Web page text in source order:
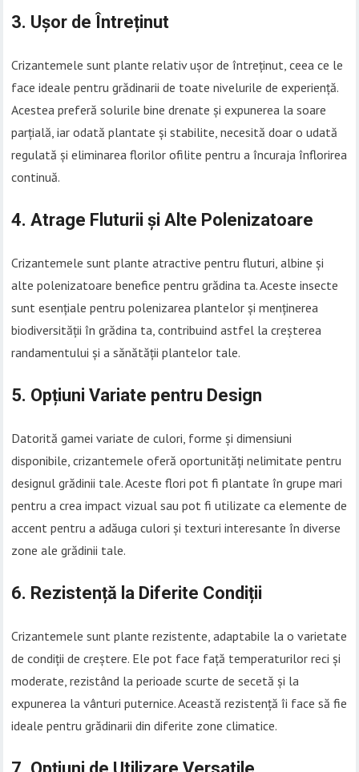
3. Ușor de Întreținut
Crizantemele sunt plante relativ ușor de întreținut, ceea ce le
face ideale pentru grădinarii de toate nivelurile de experiență.
Acestea preferă solurile bine drenate și expunerea la soare
parțială, iar odată plantate și stabilite, necesită doar o udată
regulată și eliminarea florilor ofilite pentru a încuraja înflorirea
continuă.
4. Atrage Fluturii și Alte Polenizatoare
Crizantemele sunt plante atractive pentru fluturi, albine și
alte polenizatoare benefice pentru grădina ta. Aceste insecte
sunt esențiale pentru polenizarea plantelor și menținerea
biodiversității în grădina ta, contribuind astfel la creșterea
randamentului și a sănătății plantelor tale.
5. Opțiuni Variate pentru Design
Datorită gamei variate de culori, forme și dimensiuni
disponibile, crizantemele oferă oportunități nelimitate pentru
designul grădinii tale. Aceste flori pot fi plantate în grupe mari
pentru a crea impact vizual sau pot fi utilizate ca elemente de
accent pentru a adăuga culori și texturi interesante în diverse
zone ale grădinii tale.
6. Rezistență la Diferite Condiții
Crizantemele sunt plante rezistente, adaptabile la o varietate
de condiții de creștere. Ele pot face față temperaturilor reci și
moderate, rezistând la perioade scurte de secetă și la
expunerea la vânturi puternice. Această rezistență îi face să fie
ideale pentru grădinarii din diferite zone climatice.